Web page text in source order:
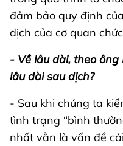
đảm bảo quy định
dịch của cơ quan
- Về lâu dài, theo ông
lâu dài sau dịch?
- Sau khi chúng ta
tình trạng “bình
nhất vẫn là vấn đề